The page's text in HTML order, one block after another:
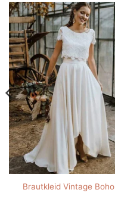
Brautkleid Vintage Boho